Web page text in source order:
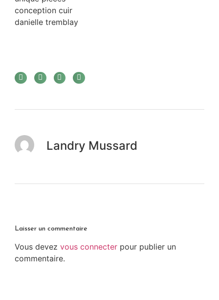
conception cuir
danielle tremblay
Landry Mussard
Laisser un commentaire
Vous devez vous connecter pour publier un
commentaire.